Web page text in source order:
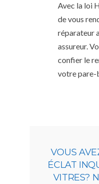
Avec la loi
de vous
réparateur
assureur.
confier le
votre pare-
VOUS
ÉCLAT
VITRES?